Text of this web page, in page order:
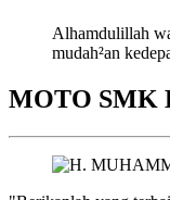
Alhamdulillah
mudah²an
MOTO SMK